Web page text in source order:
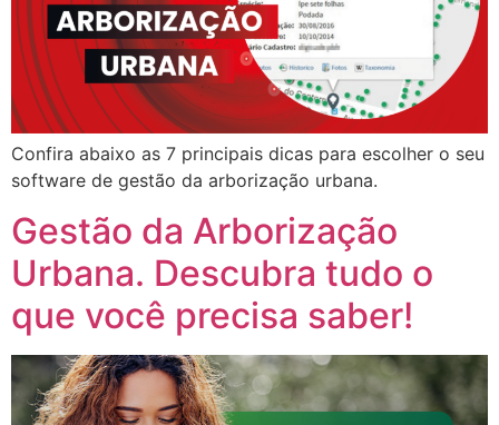
Confira abaixo as 7 principais dicas para escolher o seu
software de gestão da arborização urbana.
Gestão da Arborização
Urbana. Descubra tudo o
que você precisa saber!